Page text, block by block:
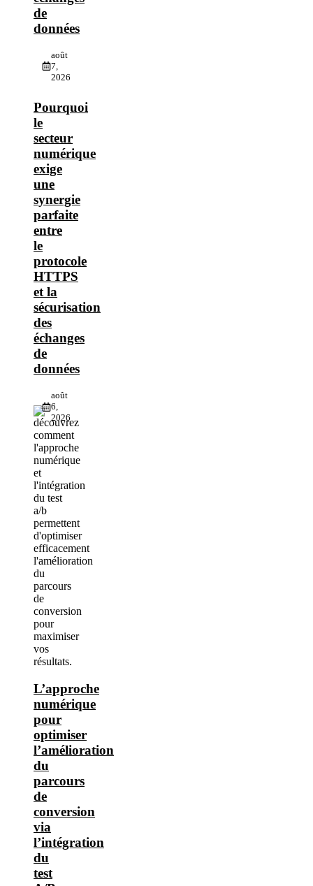
de
données
août
7,
2026
Pourquoi
le
secteur
numérique
exige
une
synergie
parfaite
entre
le
protocole
HTTPS
et la
sécurisation
des
échanges
de
données
août
6,
2026
L’approche
numérique
pour
optimiser
l’amélioration
du
parcours
de
conversion
via
l’intégration
du
test